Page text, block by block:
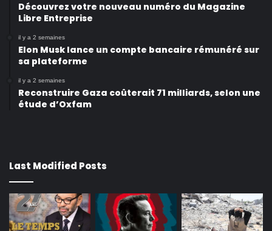
Découvrez votre nouveau numéro du Magazine
Libre Entreprise
il y a 2 semaines
Elon Musk lance un compte bancaire rémunéré sur
sa plateforme
il y a 2 semaines
Reconstruire Gaza coûterait 71 milliards, selon une
étude d’Oxfam
Last Modified Posts